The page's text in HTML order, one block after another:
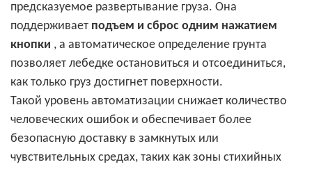
предсказуемое развертывание груза. Она
поддерживает подъем и сброс одним нажатием
кнопки , а автоматическое определение грунта
позволяет лебедке остановиться и отсоединиться,
как только груз достигнет поверхности.
Такой уровень автоматизации снижает количество
человеческих ошибок и обеспечивает более
безопасную доставку в замкнутых или
чувствительных средах, таких как зоны стихийных